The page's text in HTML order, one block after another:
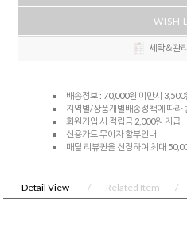
WISH
세탁＆관
배송정보 : 70,000원 미만시 3,500
지역별/상품개별배송정책에 따라
회원가입 시 적립금 2,000원 지급
신용카드 무이자 할부안내
매달 리뷰퀸을 선정하여 최대
Detail View Related Item